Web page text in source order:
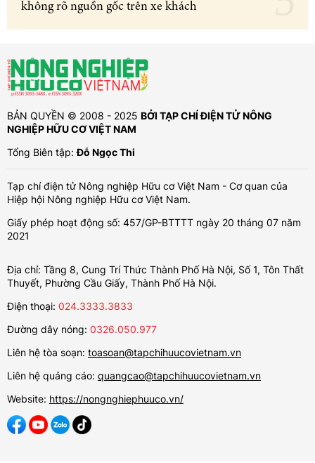
không rõ nguồn gốc trên xe khách
BẢN QUYỀN © 2008 - 2025 BỞI TẠP CHÍ ĐIỆN TỬ NÔNG
NGHIỆP HỮU CƠ VIỆT NAM
Tổng Biên tập:Đỗ Ngọc Thi
Tạp chí điện tử Nông nghiệp Hữu cơ Việt Nam - Cơ quan của
Hiệp hội Nông nghiệp Hữu cơ Việt Nam.
Giấy phép hoạt động số: 457/GP-BTTTT ngày 20 tháng 07 năm
2021
Địa chỉ: Tầng 8, Cung Trí Thức Thành Phố Hà Nội, Số 1, Tôn Thất
Thuyết, Phường Cầu Giấy, Thành Phố Hà Nội.
Điện thoại: 024.3333.3833
Đường dây nóng: 0326.050.977
Liên hệ tòa soạn: toasoan@tapchihuucovietnam.vn
Liên hệ quảng cáo: quangcao@tapchihuucovietnam.vn
Website: https://nongnghiephuuco.vn/